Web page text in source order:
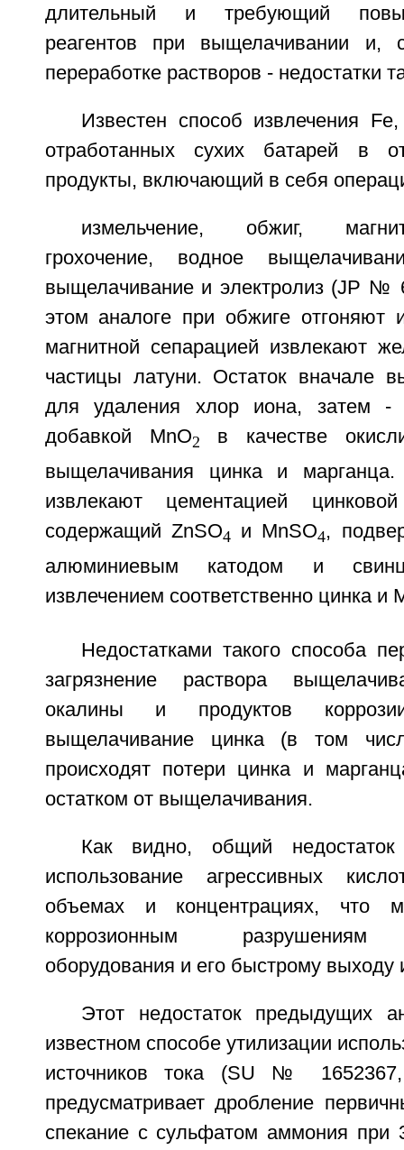
длительный и требующий
реагентов при выщелачивании и,
переработке растворов - недостатки
Известен способ извлечения
отработанных сухих батарей в
продукты, включающий в себя
измельчение, обжиг,
грохочение, водное
выщелачивание и электролиз (JP №
этом аналоге при обжиге отгоняют
магнитной сепарацией извлекают
частицы латуни. Остаток вначале
для удаления хлор иона, затем -
добавкой МnO2
в качестве
выщелачивания цинка и
извлекают цементацией
содержащий ZnSO4 и MnSO4,
алюминиевым катодом и
извлечением соответственно цинка и
Недостатками такого способа
загрязнение раствора
окалины и продуктов
выщелачивание цинка (в том
происходят потери цинка и
остатком от выщелачивания.
Как видно, общий
использование агрессивных
объемах и концентрациях, что
коррозионным разрушениям
оборудования и его быстрому выходу
Этот недостаток предыдущих
известном способе утилизации
источников тока (SU №
предусматривает дробление
спекание с сульфатом аммония при